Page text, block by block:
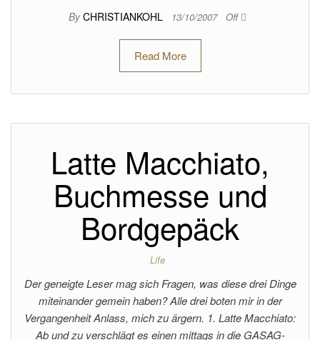
By CHRISTIANKOHL 13/10/2007 Off
Read More
Latte Macchiato,
Buchmesse und
Bordgepäck
Life
Der geneigte Leser mag sich Fragen, was diese drei Dinge
miteinander gemein haben? Alle drei boten mir in der
Vergangenheit Anlass, mich zu ärgern. 1. Latte Macchiato:
Ab und zu verschlägt es einen mittags in die GASAG-